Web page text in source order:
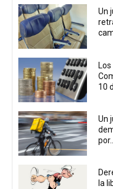
Un
10
Un
por...
la